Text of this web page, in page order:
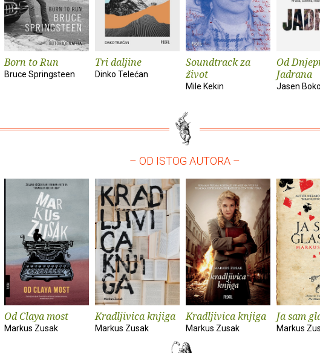
Born to Run
Bruce Springsteen
Tri daljine
Dinko Telećan
Soundtrack za
život
Mile Kekin
Od
Jadrana
Jasen Boko
– OD ISTOG AUTORA –
Od Claya most
Markus Zusak
Kradljivica knjiga
Markus Zusak
Kradljivica knjiga
Markus Zusak
Ja sam
Markus